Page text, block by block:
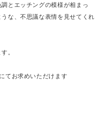
とエッチングの模様が相まっ
な、不思議な表情を見せてくれ
。
てお求めいただけます